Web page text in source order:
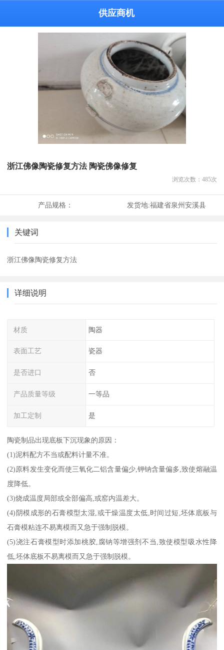
供应商机
浙江佛像陶瓷修复方法 陶瓷佛像修复
浏览次数： 485次
产品规格： 发货地:福建省泉州安溪县
关键词
浙江佛像陶瓷修复方法
详细说明
材质 陶器
表面工艺 瓷器
是否进口 否
产品质量等级 一等品
加工定制 是
陶瓷制品出现底板下沉现象的原因：
(1)泥料配方不当或配料计量不准。
(2)原料发生变化而使三氧化二铝含量偏少,钾钠含量偏多,致使熔融温
度降低。
(3)烧成温度局部或全部偏高,或窑内温差大。
(4)阴模成形的石膏模型太湿,或干燥温度太低,时间过短,坯体底板与
石膏模粘连不易离模而又急于强制脱模。
(5)浇注石膏模型时添加桃胶,腐钠等增强剂不当,致使模型吸水性降
低,坯体底板不易离模而又急于强制脱模。